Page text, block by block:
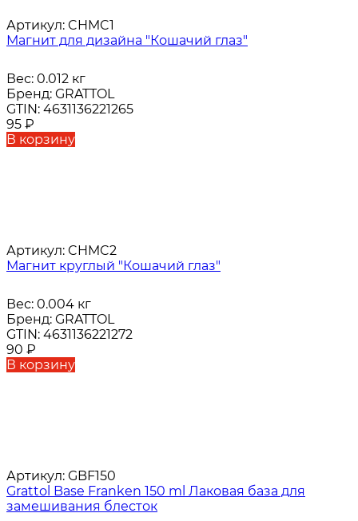
Артикул: CHMC1
Магнит для дизайна "Кошачий глаз"
Вес: 0.012 кг
Бренд: GRATTOL
GTIN: 4631136221265
95 ₽
В корзину
Артикул: CHMC2
Магнит круглый "Кошачий глаз"
Вес: 0.004 кг
Бренд: GRATTOL
GTIN: 4631136221272
90 ₽
В корзину
Артикул: GBF150
Grattol Base Franken 150 ml Лаковая база для
замешивания блесток